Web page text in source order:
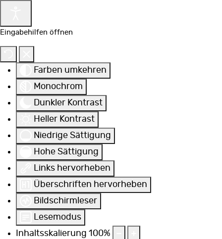
Eingabehilfen öffnen
Farben umkehren
Monochrom
Dunkler Kontrast
Heller Kontrast
Niedrige Sättigung
Hohe Sättigung
Links hervorheben
Überschriften hervorheben
Bildschirmleser
Lesemodus
Inhaltsskalierung 100%